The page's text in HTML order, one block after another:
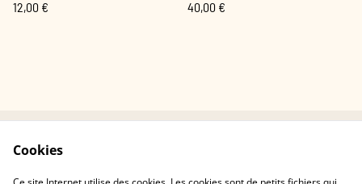
12,00 €
40,00 €
Cookies